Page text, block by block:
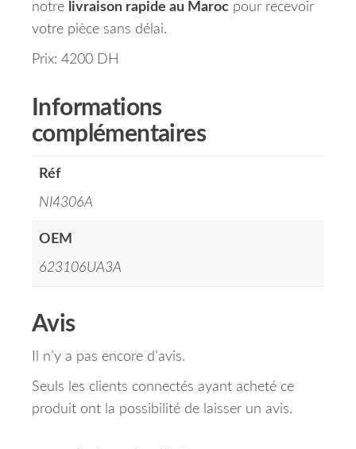
notre livraison rapide au Maroc pour recevoir
votre pièce sans délai.
Prix: 4200 DH
Informations
complémentaires
Réf
NI4306A
OEM
623106UA3A
Avis
Il n’y a pas encore d’avis.
Seuls les clients connectés ayant acheté ce
produit ont la possibilité de laisser un avis.